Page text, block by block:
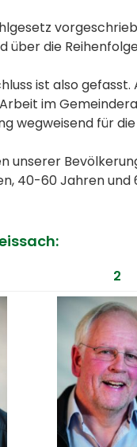
über die
ist also
im
wegweisend für
unserer
40-60 Jahren und
2